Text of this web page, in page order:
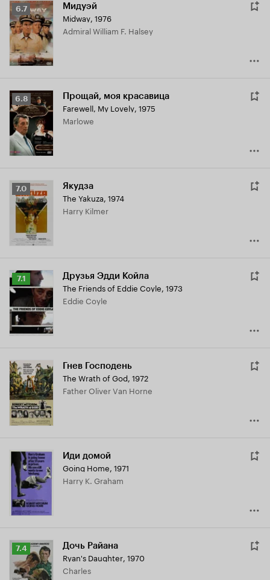
Рейтинг
Кинопоиска
6.7
6.7 Мидуэй
Midway, 1976
Admiral William F. Halsey
Рейтинг
Кинопоиска
6.8
6.8 Прощай, моя красавица
Farewell, My Lovely, 1975
Marlowe
Рейтинг
Кинопоиска
7.0
7.0 Якудза
The Yakuza, 1974
Harry Kilmer
Рейтинг
Кинопоиска
7.1
7.1 Друзья Эдди Койла
The Friends of Eddie Coyle, 1973
Eddie Coyle
Гнев Господень
The Wrath of God, 1972
Father Oliver Van Horne
Иди домой
Going Home, 1971
Harry K. Graham
Рейтинг
Кинопоиска
7.4
7.4 Дочь Райана
Ryan's Daughter, 1970
Charles